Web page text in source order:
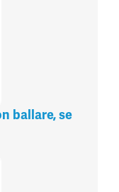
ballare, se